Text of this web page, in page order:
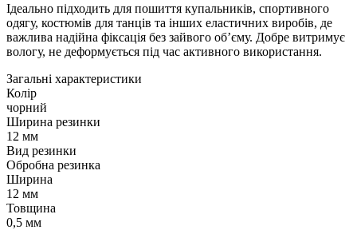
Ідеально підходить для пошиття купальників, спортивного
одягу, костюмів для танців та інших еластичних виробів, де
важлива надійна фіксація без зайвого об’єму. Добре витримує
вологу, не деформується під час активного використання.
Загальні характеристики
Колір
чорний
Ширина резинки
12 мм
Вид резинки
Обробна резинка
Ширина
12 мм
Товщина
0,5 мм